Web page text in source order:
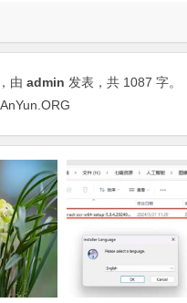
，由 admin 发表，共 1087 字。